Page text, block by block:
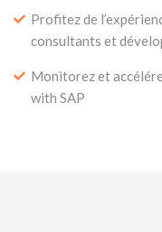
Profitez de
consultants et
Monitorez et
with SAP